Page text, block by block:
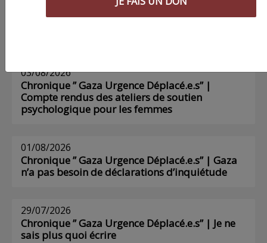
03/08/2026
Chronique ” Gaza Urgence Déplacé.e.s” |
Compte rendus des ateliers de soutien
psychologique pour les femmes
01/08/2026
Chronique ” Gaza Urgence Déplacé.e.s” | Gaza
n’a pas besoin de déclarations d’inquiétude
29/07/2026
Chronique ” Gaza Urgence Déplacé.e.s” | Je ne
sais plus quoi écrire